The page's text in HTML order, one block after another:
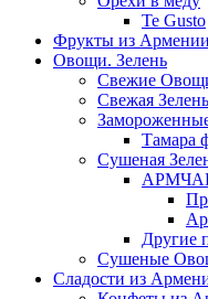
Te Gusto
Фрукты из Армении
Овощи. Зелень
Свежие
Свежая Зелень
Тамара
Сушеная
Другие
Сушеные
Сладости из